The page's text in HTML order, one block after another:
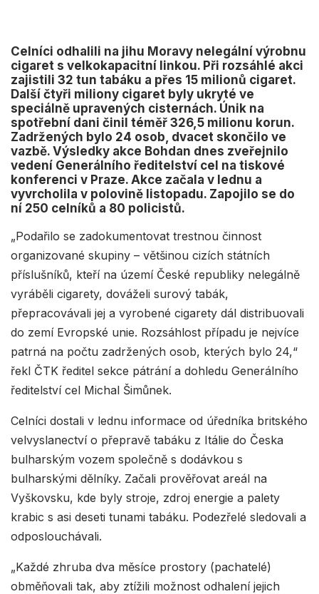
Celníci odhalili na jihu Moravy nelegální výrobnu
cigaret s velkokapacitní linkou. Při rozsáhlé akci
zajistili 32 tun tabáku a přes 15 milionů cigaret.
Další čtyři miliony cigaret byly ukryté ve
speciálně upravených cisternách. Únik na
spotřební dani činil téměř 326,5 milionu korun.
Zadržených bylo 24 osob, dvacet skončilo ve
vazbě. Výsledky akce Bohdan dnes zveřejnilo
vedení Generálního ředitelství cel na tiskové
konferenci v Praze. Akce začala v lednu a
vyvrcholila v polovině listopadu. Zapojilo se do
ní 250 celníků a 80 policistů.
„Podařilo se zadokumentovat trestnou činnost
organizované skupiny – většinou cizích státních
příslušníků, kteří na území České republiky nelegálně
vyráběli cigarety, dováželi surový tabák,
přepracovávali jej a vyrobené cigarety dál distribuovali
do zemí Evropské unie. Rozsáhlost případu je nejvíce
patrná na počtu zadržených osob, kterých bylo 24,“
řekl ČTK ředitel sekce pátrání a dohledu Generálního
ředitelství cel Michal Šimůnek.
Celníci dostali v lednu informace od úředníka britského
velvyslanectví o přepravě tabáku z Itálie do Česka
bulharským vozem společně s dodávkou s
bulharskými dělníky. Začali prověřovat areál na
Vyškovsku, kde byly stroje, zdroj energie a palety
krabic s asi deseti tunami tabáku. Podezřelé sledovali a
odposlouchávali.
„Každé zhruba dva měsíce prostory (pachatelé)
obměňovali tak, aby ztížili možnost odhalení jejich